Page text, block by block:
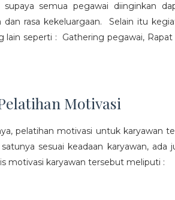
supaya semua pegawai diinginkan
dan rasa kekeluargaan. Selain itu
lain seperti : Gathering pegawai,
Motivasi
pelatihan motivasi untuk karyawan
sesuai keadaan karyawan,
motivasi karyawan tersebut meliputi :